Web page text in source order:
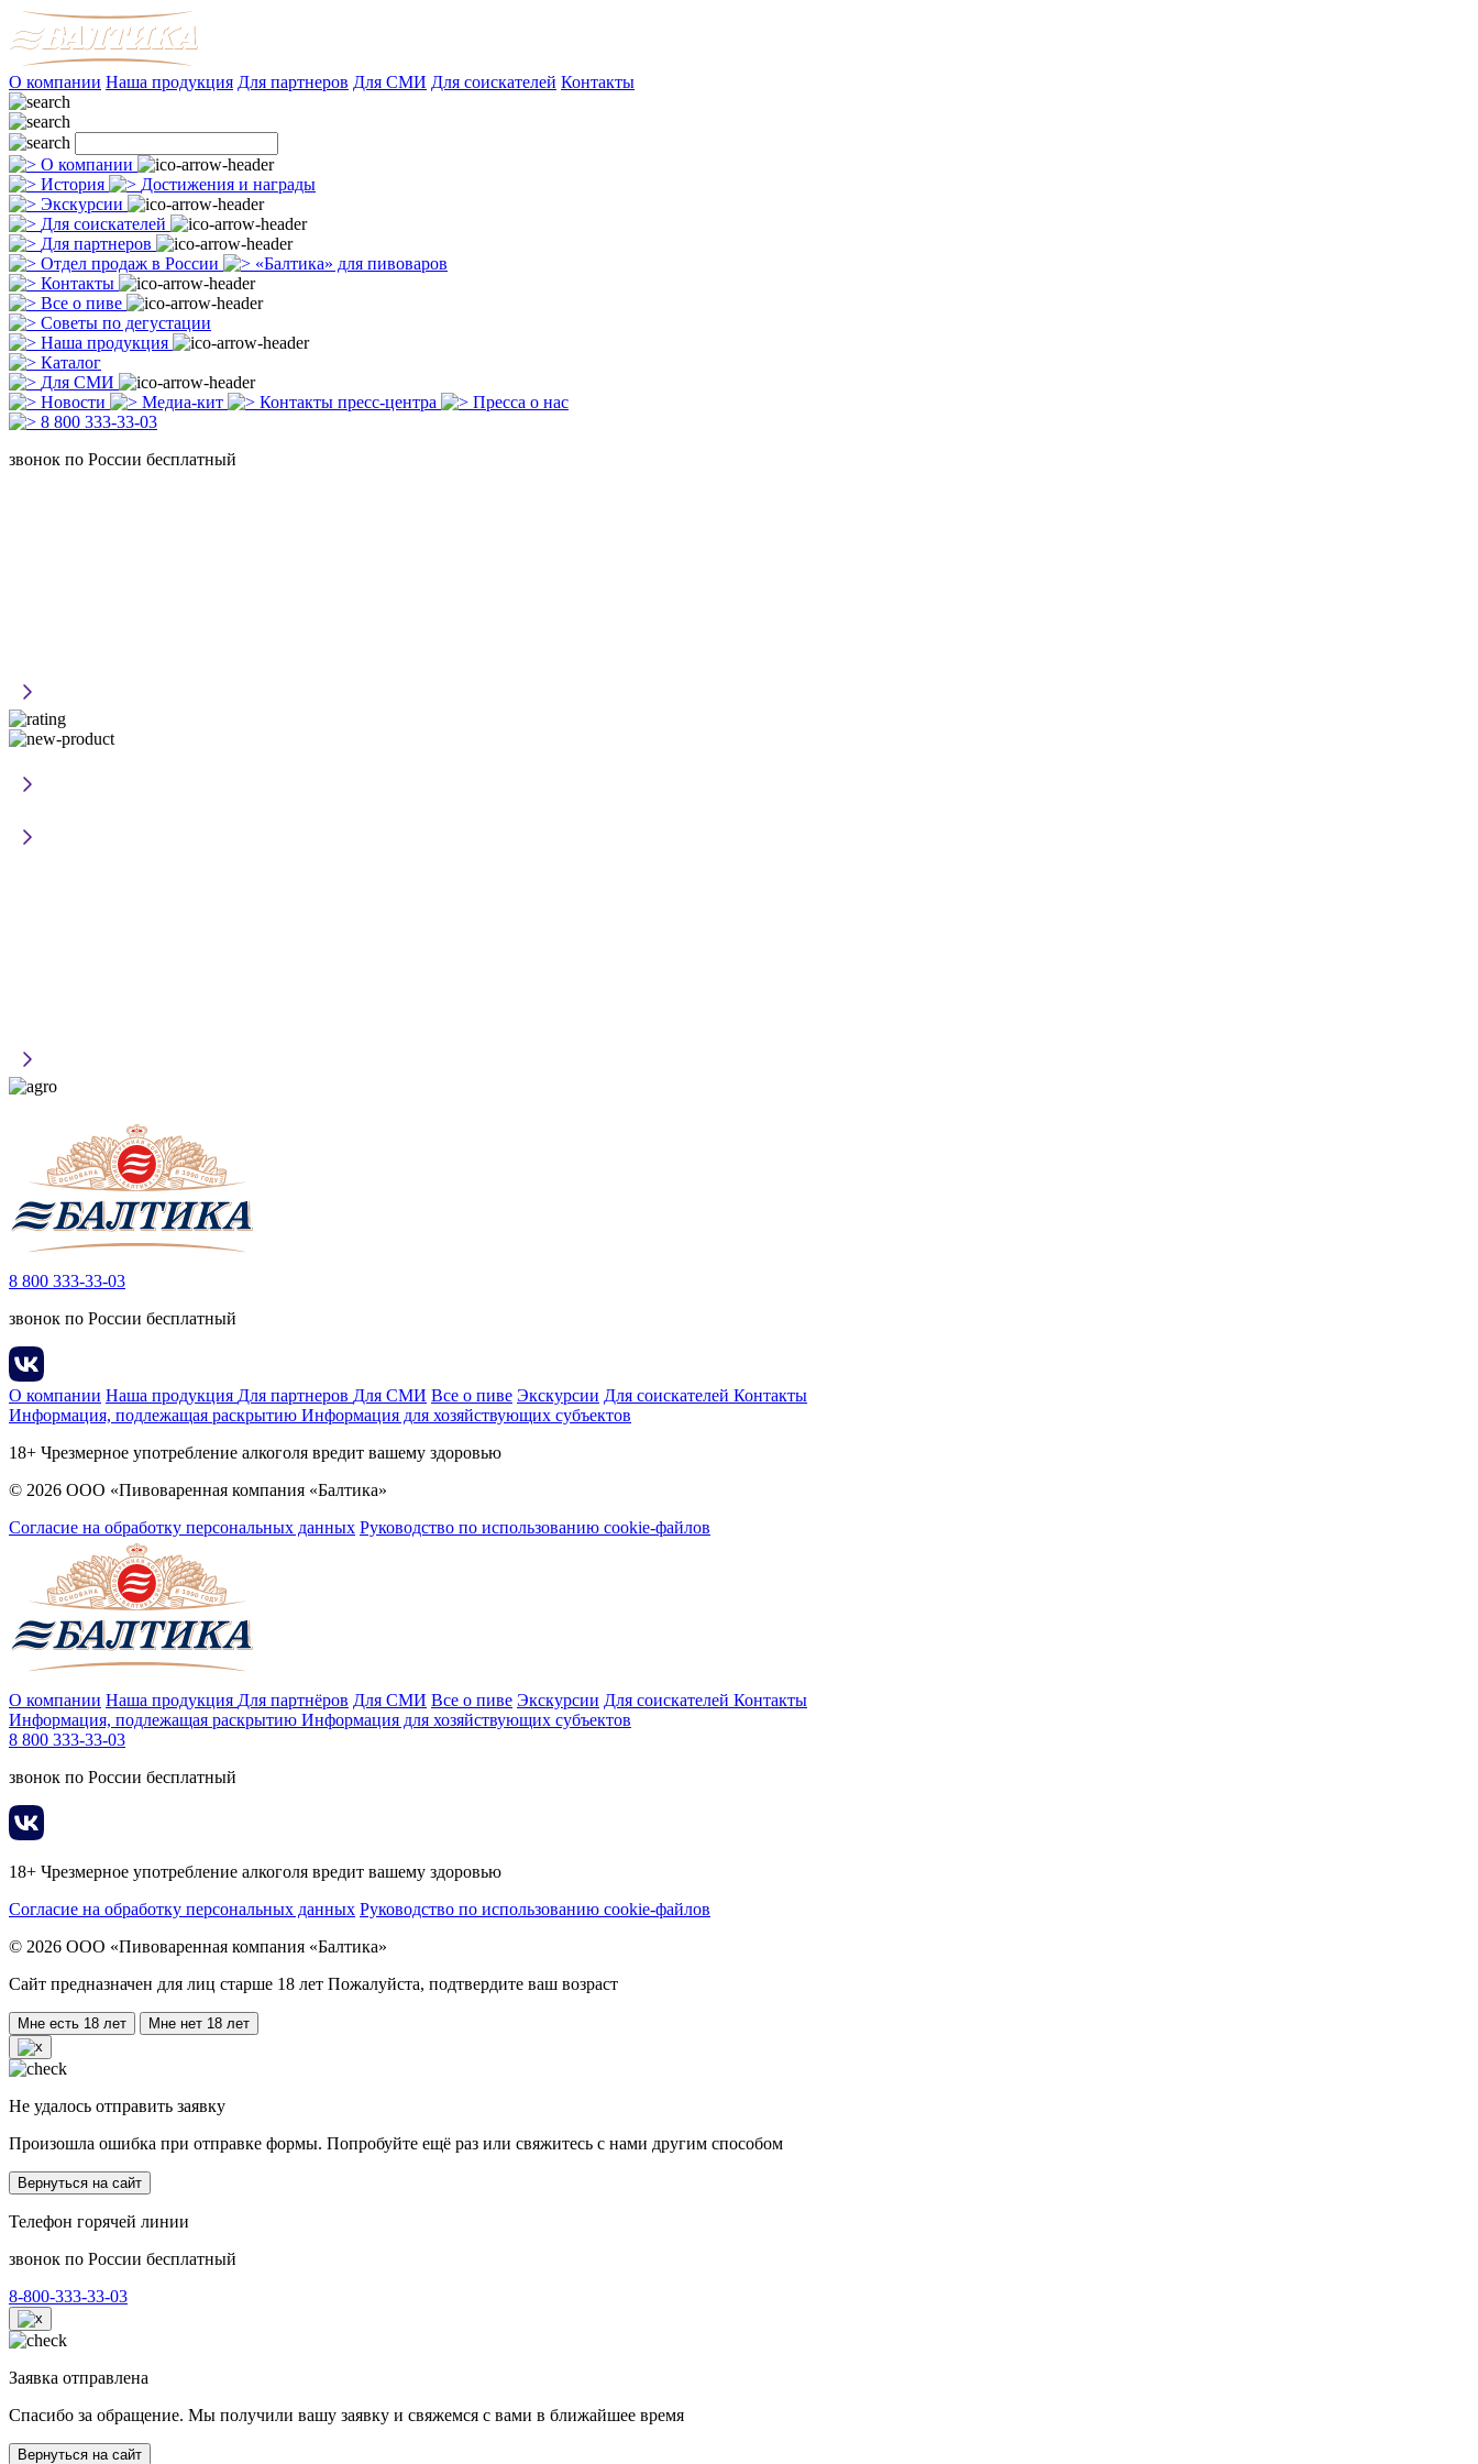
О компании Наша продукция Для партнеров Для СМИ Для соискателей Контакты
О компании
История
Достижения и награды
Экскурсии
Для соискателей
Для партнеров
Отдел продаж в России
«Балтика» для пивоваров
Контакты
Все о пиве
Советы по дегустации
Наша продукция
Каталог
Для СМИ
Новости
Медиа-кит Контакты пресс-центра
Пресса о нас
8 800 333-33-03
звонок по России бесплатный
8 800 333-33-03
звонок по России бесплатный
О компании Наша продукция Для партнеров Для СМИ Все о пиве Экскурсии Для соискателей Контакты
Информация, подлежащая раскрытию Информация для хозяйствующих субъектов
18+ Чрезмерное употребление алкоголя вредит вашему здоровью
© 2026 ООО «Пивоваренная компания «Балтика»
Согласие на обработку персональных данных Руководство по использованию cookie-файлов
О компании Наша продукция Для партнёров Для СМИ Все о пиве Экскурсии Для соискателей Контакты
Информация, подлежащая раскрытию Информация для хозяйствующих субъектов
8 800 333-33-03
звонок по России бесплатный
18+ Чрезмерное употребление алкоголя вредит вашему здоровью
Согласие на обработку персональных данных Руководство по использованию cookie-файлов
© 2026 ООО «Пивоваренная компания «Балтика»
Сайт предназначен для лиц старше 18 лет Пожалуйста, подтвердите ваш возраст
Мне есть 18 лет Мне нет 18 лет
Не удалось отправить заявку
Произошла ошибка при отправке формы. Попробуйте ещё раз или свяжитесь с нами другим способом
Вернуться на сайт
Телефон горячей линии
звонок по России бесплатный
8-800-333-33-03
Заявка отправлена
Спасибо за обращение. Мы получили вашу заявку и свяжемся с вами в ближайшее время
Вернуться на сайт